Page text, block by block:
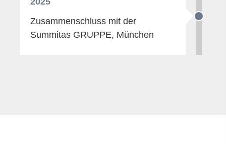
Zusammenschluss mit der
Summitas GRUPPE, München